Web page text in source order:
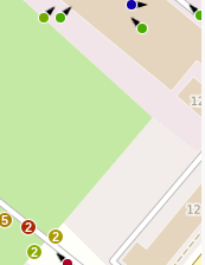
2
2
2
5